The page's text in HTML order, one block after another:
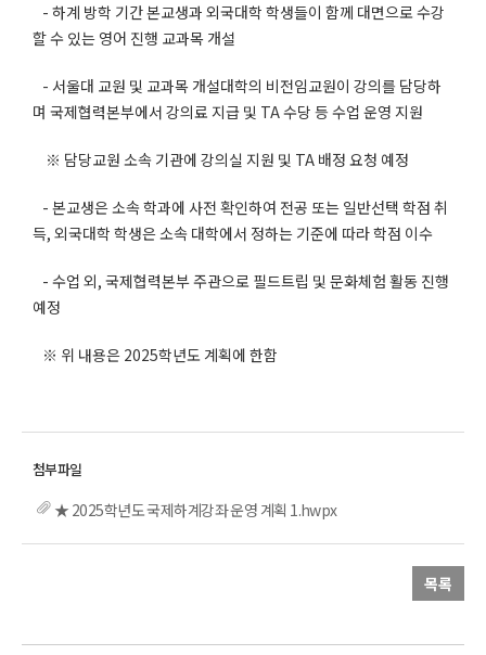
- 하계 방학 기간 본교생과 외국대학 학생들이 함께 대면으로 수강
할 수 있는 영어 진행 교과목 개설
- 서울대 교원 및 교과목 개설대학의 비전임교원이 강의를 담당하
며 국제협력본부에서 강의료 지급 및 TA 수당 등 수업 운영 지원
※ 담당교원 소속 기관에 강의실 지원 및 TA 배정 요청 예정
- 본교생은 소속 학과에 사전 확인하여 전공 또는 일반선택 학점 취
득, 외국대학 학생은 소속 대학에서 정하는 기준에 따라 학점 이수
- 수업 외, 국제협력본부 주관으로 필드트립 및 문화체험 활동 진행
예정
※ 위 내용은 2025학년도 계획에 한함
★ 2025학년도 국제하계강좌 운영 계획 1.hwpx
목록